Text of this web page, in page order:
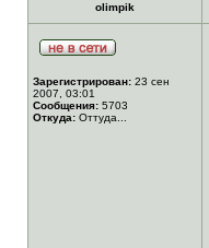
olimpik
Зарегистрирован: 23 сен
2007, 03:01
Сообщения: 5703
Откуда: Оттуда...